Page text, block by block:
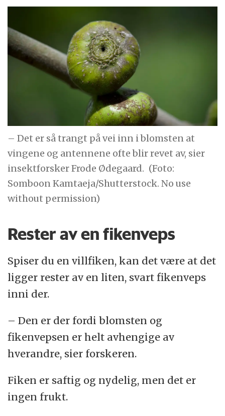
– Det er så trangt på vei inn i blomsten at
vingene og antennene ofte blir revet av, sier
insektforsker Frode Ødegaard. (Foto:
Somboon Kamtaeja/Shutterstock. No use
without permission)
Rester av en fikenveps
Spiser du en villfiken, kan det være at det
ligger rester av en liten, svart fikenveps
inni der.
– Den er der fordi blomsten og
fikenvepsen er helt avhengige av
hverandre, sier forskeren.
Fiken er saftig og nydelig, men det er
ingen frukt.